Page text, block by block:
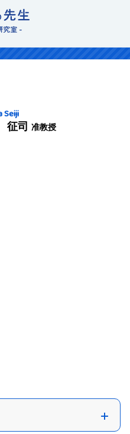
Seiji
司 准教授